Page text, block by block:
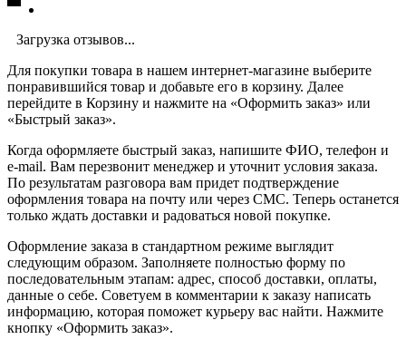
Загрузка отзывов...
Для покупки товара в нашем интернет-магазине выберите
понравившийся товар и добавьте его в корзину. Далее
перейдите в Корзину и нажмите на «Оформить заказ» или
«Быстрый заказ».
Когда оформляете быстрый заказ, напишите ФИО, телефон и
e-mail. Вам перезвонит менеджер и уточнит условия заказа.
По результатам разговора вам придет подтверждение
оформления товара на почту или через СМС. Теперь останется
только ждать доставки и радоваться новой покупке.
Оформление заказа в стандартном режиме выглядит
следующим образом. Заполняете полностью форму по
последовательным этапам: адрес, способ доставки, оплаты,
данные о себе. Советуем в комментарии к заказу написать
информацию, которая поможет курьеру вас найти. Нажмите
кнопку «Оформить заказ».